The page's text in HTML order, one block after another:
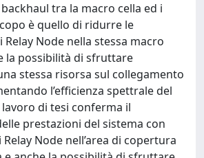
tra la macro cella ed i
è quello di ridurre le
Node nella stessa macro
la possibilità di sfruttare
stessa risorsa sul collegamento
l’efficienza spettrale del
di tesi conferma il
prestazioni del sistema con
Node nell’area di copertura